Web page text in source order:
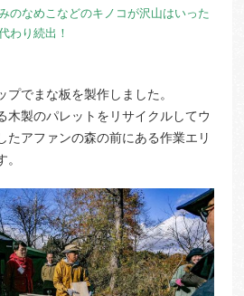
のなめこなどのキノコが沢山はいった
わり続出！
でまな板を製作しました。
木製のパレットをリサイクルしてウ
たアファンの森の前にある作業エリ